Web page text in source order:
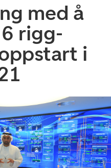
med å
rigg-
i